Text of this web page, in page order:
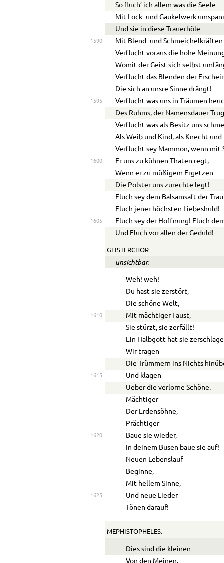
So fluch’ ich allem was die Seele
Mit Lock- und Gaukelwerk
Und sie in diese Trauerhöle
1590
Mit Blend- und
Verflucht voraus die hohe
Womit der Geist sich selbst
Verflucht das Blenden der
Die sich an unsre Sinne drängt!
1595
Verflucht was uns in Träumen
Des Ruhms, der Namensdauer
Verflucht was als Besitz uns
Als Weib und Kind, als Knecht
Verflucht sey Mammon, wenn mit
1600
Er uns zu kühnen Thaten regt,
Wenn er zu müßigem Ergetzen
Die Polster uns zurechte legt!
Fluch sey dem Balsamsaft der
Fluch jener höchsten Liebeshuld!
1605
Fluch sey der Hoffnung! Fluch
Und Fluch vor allen der Geduld!
GEISTERCHOR
unsichtbar.
Weh! weh!
Du hast sie zerstört,
Die schöne Welt,
1610
Mit mächtiger Faust,
Sie stürzt, sie zerfällt!
Ein Halbgott hat sie
Wir tragen
Die Trümmern ins Nichts
1615
Und klagen
Ueber die verlorne Schöne.
Mächtiger
Der Erdensöhne,
Prächtiger
1620
Baue sie wieder,
In deinem Busen baue sie auf!
Neuen Lebenslauf
Beginne,
Mit hellem Sinne,
1625
Und neue Lieder
Tönen darauf!
MEPHISTOPHELES.
Dies sind die kleinen